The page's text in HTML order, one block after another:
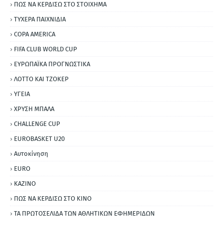
ΠΩΣ ΝΑ ΚΕΡΔΙΣΩ ΣΤΟ ΣΤΟΙΧΗΜΑ
ΤΥΧΕΡΑ ΠΑΙΧΝΙΔΙΑ
COPA AMERICA
FIFA CLUB WORLD CUP
ΕΥΡΩΠΑΪΚΑ ΠΡΟΓΝΩΣΤΙΚΑ
ΛΟΤΤΟ ΚΑΙ ΤΖΟΚΕΡ
ΥΓΕΙΑ
ΧΡΥΣΗ ΜΠΑΛΑ
CHALLENGE CUP
EUROBASKET U20
Αυτοκίνηση
ΕURO
ΚΑΖΙΝΟ
ΠΩΣ ΝΑ ΚΕΡΔΙΣΩ ΣΤΟ ΚΙΝΟ
ΤΑ ΠΡΩΤΟΣΕΛΙΔΑ ΤΩΝ ΑΘΛΗΤΙΚΩΝ ΕΦΗΜΕΡΙΔΩΝ